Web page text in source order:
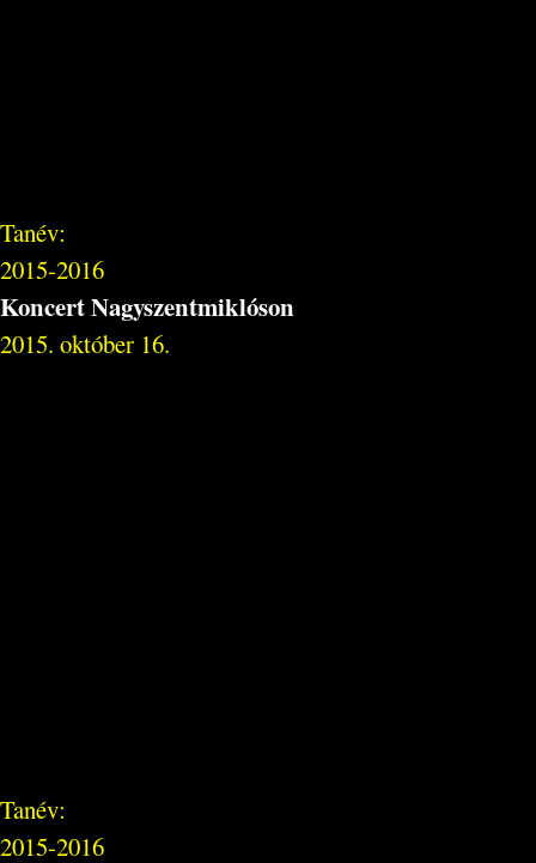
Tanév:
2015-2016
Koncert Nagyszentmiklóson
2015. október 16.
Tanév:
2015-2016